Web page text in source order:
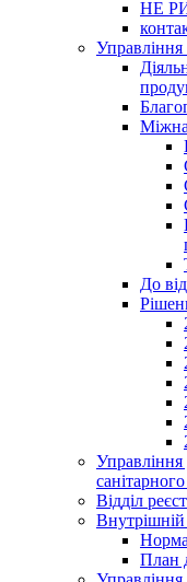
НЕ
Управління
До
Відділ
Внутрішній
План